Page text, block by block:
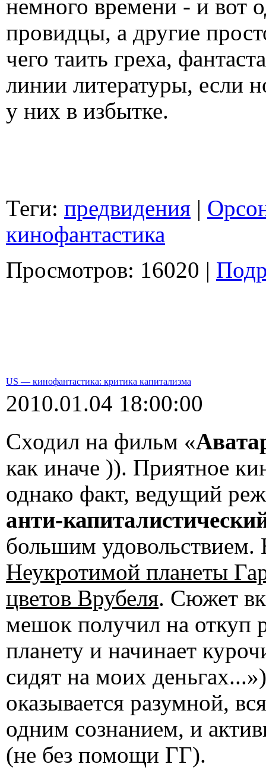
немного времени - и вот
провидцы, а другие
чего таить греха,
линии литературы, если
у них в избытке.
Теги: предвидения |
кинофантастика
Просмотров: 16020 |
US — кинофантастика: критика капитализма
2010.01.04 18:00:00
Сходил на фильм «
как иначе )). Приятное
однако факт, ведущий
анти-
большим удовольствием.
Неукротимой планеты
цветов Врубеля. Сюжет
мешок получил на откуп
планету и начинает
сидят на моих
оказывается разумной,
одним сознанием, и
(не без помощи ГГ).